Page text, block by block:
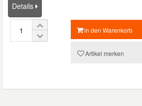
Details
in den Warenkorb
Artikel merken